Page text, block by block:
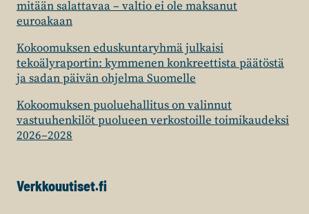
mitään salattavaa – valtio ei ole maksanut
euroakaan
Kokoomuksen eduskuntaryhmä julkaisi
tekoälyraportin: kymmenen konkreettista päätöstä
ja sadan päivän ohjelma Suomelle
Kokoomuksen puoluehallitus on valinnut
vastuuhenkilöt puolueen verkostoille toimikaudeksi
2026–2028
Verkkouutiset.fi